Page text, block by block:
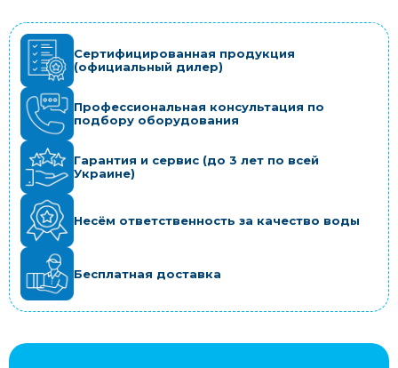
Сертифицированная продукция
(официальный дилер)
Профессиональная консультация по
подбору оборудования
Гарантия и сервис (до 3 лет по всей
Украине)
Несём ответственность за качество воды
Бесплатная доставка